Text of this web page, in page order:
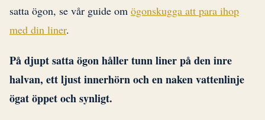
satta ögon, se vår guide om ögonskugga att para ihop
med din liner.
På djupt satta ögon håller tunn liner på den inre
halvan, ett ljust innerhörn och en naken vattenlinje
ögat öppet och synligt.